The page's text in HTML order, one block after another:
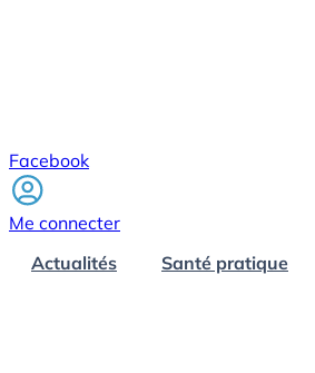
Facebook
Me connecter
Actualités
Santé pratique